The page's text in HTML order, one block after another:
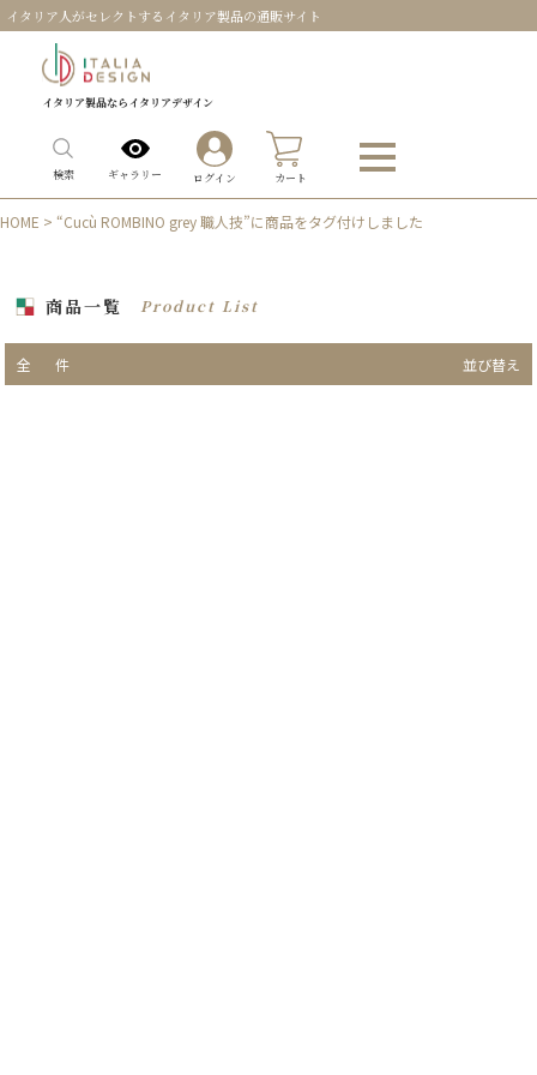
イタリア人がセレクトするイタリア製品の通販サイト
イタリア製品ならイタリアデザイン
検索 ギャラリー ログイン カート
HOME > “Cucù ROMBINO grey 職人技”に商品をタグ付けしました
商品一覧 Product List
全 件 並び替え